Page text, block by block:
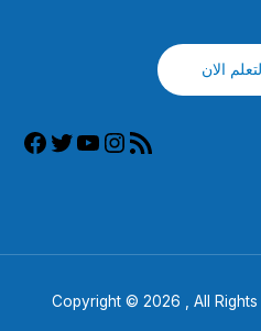
الان
Copyright © 2026 , All